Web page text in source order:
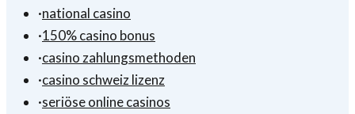
·national casino
·150% casino bonus
·casino zahlungsmethoden
·casino schweiz lizenz
·seriöse online casinos